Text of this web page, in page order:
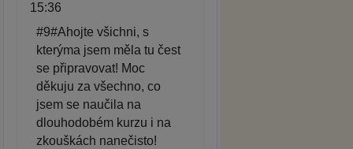
15:36
#9#Ahojte všichni, s
kterýma jsem měla tu čest
se připravovat! Moc
děkuju za všechno, co
jsem se naučila na
dlouhodobém kurzu i na
zkouškách nanečisto!